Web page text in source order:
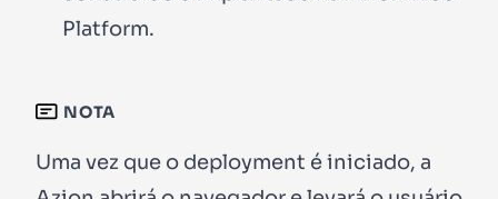
Platform.
NOTA
Uma vez que o deployment é iniciado, a